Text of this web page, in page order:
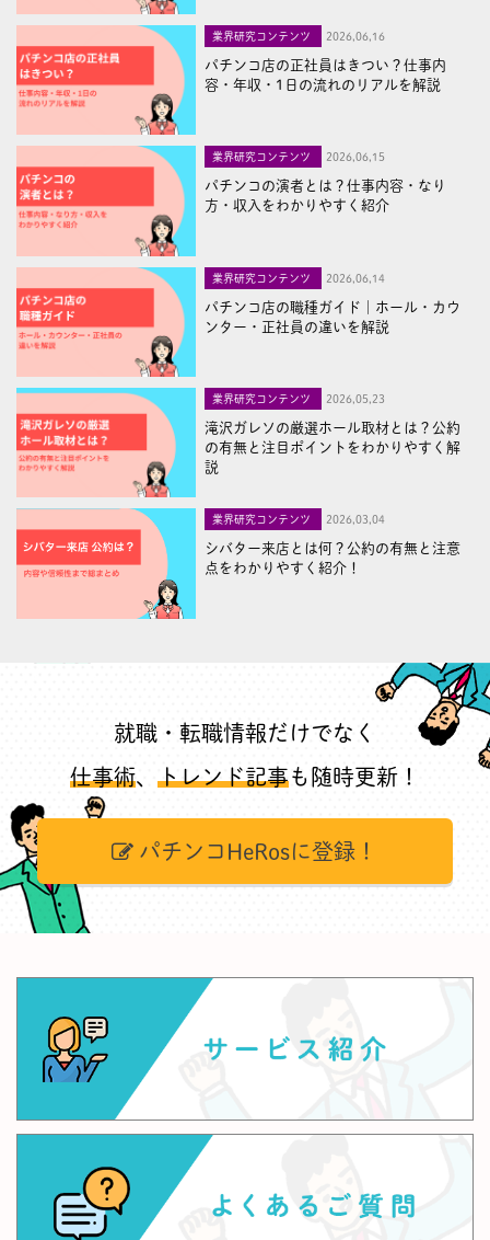
業界研究コンテンツ 2026,06,16
パチンコ店の正社員はきつい？仕事内
容・年収・1日の流れのリアルを解説
業界研究コンテンツ 2026,06,15
パチンコの演者とは？仕事内容・なり
方・収入をわかりやすく紹介
業界研究コンテンツ 2026,06,14
パチンコ店の職種ガイド｜ホール・カウ
ンター・正社員の違いを解説
業界研究コンテンツ 2026,05,23
滝沢ガレソの厳選ホール取材とは？公約
の有無と注目ポイントをわかりやすく解
説
業界研究コンテンツ 2026,03,04
シバター来店とは何？公約の有無と注意
点をわかりやすく紹介！
就職・転職情報だけでなく
仕事術、 トレンド記事も随時更新！
パチンコHeRosに登録！